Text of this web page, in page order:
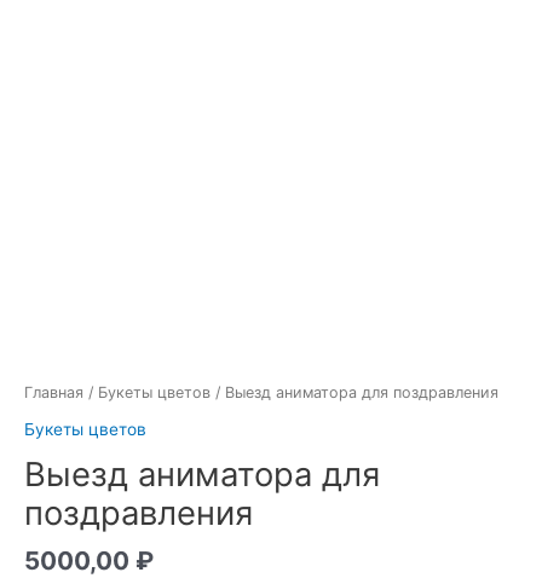
Главная / Букеты цветов / Выезд аниматора для поздравления
Букеты цветов
Выезд аниматора для
поздравления
5000,00 ₽